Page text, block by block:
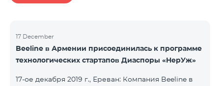
17 December
Beeline в Армении присоединилась к программе
технологических стартапов Диаспоры «НерУж»
17-ое декабря 2019 г., Ереван: Компания Beeline в